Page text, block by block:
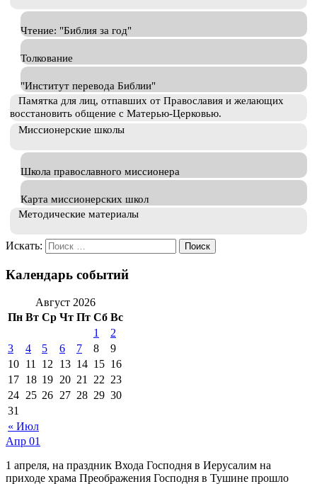
Чтение: "Библия за год"
Толкование
"Институт перевода Библии"
Памятка для лиц, отпавших от Православия и желающих
восстановить общение с Матерью-Церковью.
Миссионерские школы
Школа православного миссионера
Карта миссионерских школ
Методические материалы
Искать:
Календарь событий
Август 2026
Пн Вт Ср Чт Пт Сб Вс
« Июл
1
2
3
4 5 6 7 8
9
10 11 12 13 14 15 16
17 18 19 20 21 22 23
24 25 26 27 28 29 30
31
Апр 01
1 апреля, на праздник Входа Господня в Иерусалим на
приходе храма Преображения Господня в Тушине прошло